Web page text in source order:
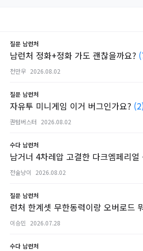
질문 남런처
남런처 정화+정화 가도 괜찮을까요?
천만우 2026.08.02
질문 남런처
자유투 미니게임 이거 버그인가요?
퀀텀버스터 2026.08.02
수다 남런처
남거너 4차레압 고결한 다크엠페리얼
전술냥이 2026.08.02
질문 남런처
런처 한계셋 무한동력이랑 오버로드
이승민 2026.07.28
수다 남런처